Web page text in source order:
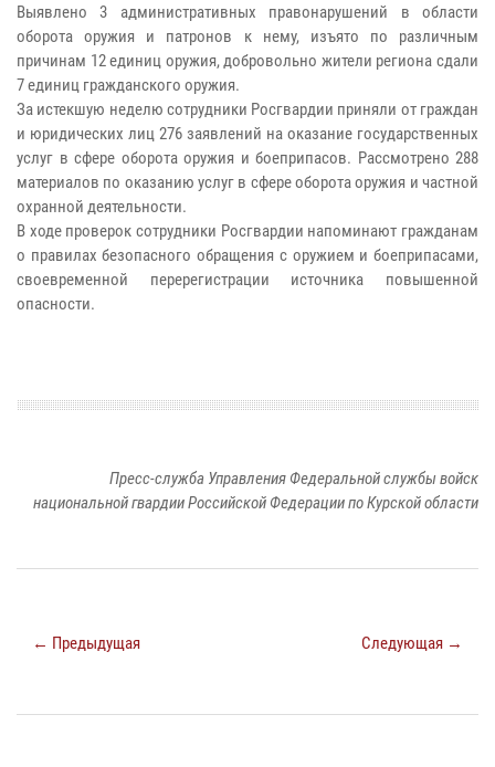
Выявлено 3 административных правонарушений в области
оборота оружия и патронов к нему, изъято по различным
причинам 12 единиц оружия, добровольно жители региона сдали
7 единиц гражданского оружия.
За истекшую неделю сотрудники Росгвардии приняли от граждан
и юридических лиц 276 заявлений на оказание государственных
услуг в сфере оборота оружия и боеприпасов. Рассмотрено 288
материалов по оказанию услуг в сфере оборота оружия и частной
охранной деятельности.
В ходе проверок сотрудники Росгвардии напоминают гражданам
о правилах безопасного обращения с оружием и боеприпасами,
своевременной перерегистрации источника повышенной
опасности.
Пресс-служба Управления Федеральной службы войск
национальной гвардии Российской Федерации по Курской области
← Предыдущая Следующая →